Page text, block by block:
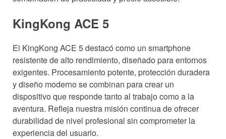
KingKong ACE 5
El KingKong ACE 5 destacó como un smartphone
resistente de alto rendimiento, diseñado para entornos
exigentes. Procesamiento potente, protección duradera
y diseño moderno se combinan para crear un
dispositivo que responde tanto al trabajo como a la
aventura. Refleja nuestra misión continua de ofrecer
durabilidad de nivel profesional sin comprometer la
experiencia del usuario.